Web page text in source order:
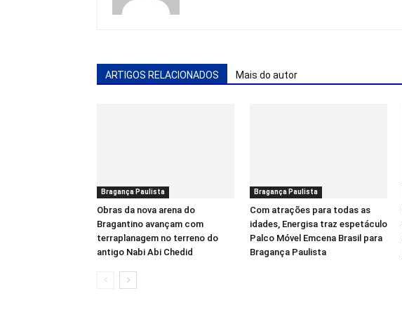
ARTIGOS RELACIONADOS Mais do autor
Bragança Paulista
Obras da nova arena do
Bragantino avançam com
terraplanagem no terreno do
antigo Nabi Abi Chedid
Bragança Paulista
Com atrações para todas as
idades, Energisa traz espetáculo
Palco Móvel Emcena Brasil para
Bragança Paulista